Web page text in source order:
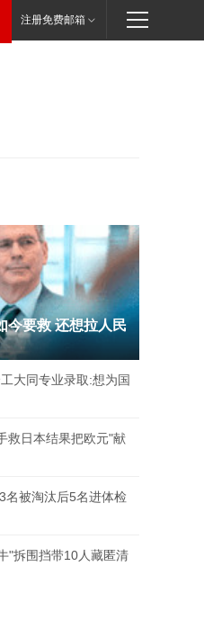
注册免费邮箱
今要救 还想拉人民
大同专业录取:想为国
救日本结果把欧元"献
名被淘汰后5名进体检
"拆围挡带10人藏匿清